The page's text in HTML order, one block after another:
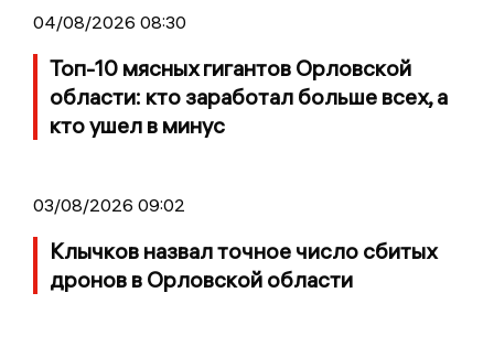
04/08/2026 08:30
Топ-10 мясных гигантов Орловской
области: кто заработал больше всех, а
кто ушел в минус
03/08/2026 09:02
Клычков назвал точное число сбитых
дронов в Орловской области